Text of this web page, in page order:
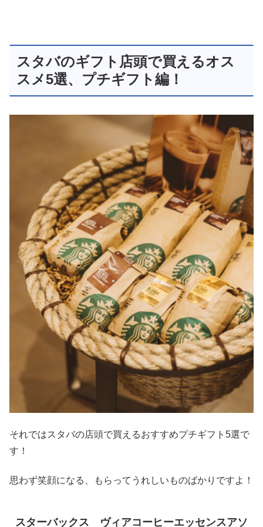
スタバのギフト店頭で買えるオス
スメ5選、プチギフト編！
それではスタバの店頭で買えるおすすめプチギフト5選で
す！
思わず笑顔になる、もらってうれしいものばかりですよ！
スターバックス ヴィアコーヒーエッセンスアソ